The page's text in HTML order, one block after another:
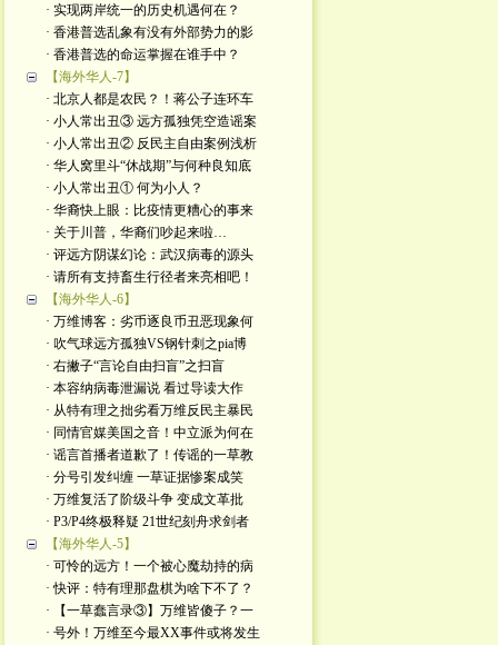
· 实现两岸统一的历史机遇何在？
· 香港普选乱象有没有外部势力的影
· 香港普选的命运掌握在谁手中？
【海外华人-7】
· 北京人都是农民？！蒋公子连环车
· 小人常出丑③ 远方孤独凭空造谣案
· 小人常出丑② 反民主自由案例浅析
· 华人窝里斗“休战期”与何种良知底
· 小人常出丑① 何为小人？
· 华裔快上眼：比疫情更糟心的事来
· 关于川普，华裔们吵起来啦…
· 评远方阴谋幻论：武汉病毒的源头
· 请所有支持畜生行径者来亮相吧！
【海外华人-6】
· 万维博客：劣币逐良币丑恶现象何
· 吹气球远方孤独VS钢针刺之pia博
· 右撇子“言论自由扫盲”之扫盲
· 本容纳病毒泄漏说 看过导读大作
· 从特有理之拙劣看万维反民主暴民
· 同情官媒美国之音！中立派为何在
· 谣言首播者道歉了！传谣的一草教
· 分号引发纠缠 一草证据惨案成笑
· 万维复活了阶级斗争 变成文革批
· P3/P4终极释疑 21世纪刻舟求剑者
【海外华人-5】
· 可怜的远方！一个被心魔劫持的病
· 快评：特有理那盘棋为啥下不了？
· 【一草蠢言录③】万维皆傻子？一
· 号外！万维至今最XX事件或将发生